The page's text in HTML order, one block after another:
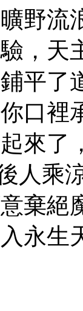
野流
，天
平了
口裡
來了
人乘
棄絕
永生